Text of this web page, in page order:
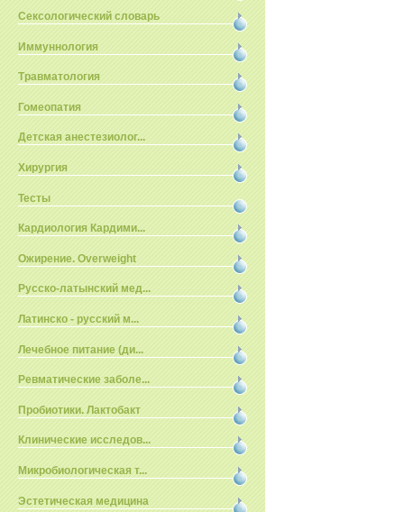
Сексологический словарь
Иммуннология
Травматология
Гомеопатия
Детская анестезиолог...
Хирургия
Тесты
Кардиология Кардими...
Ожирение. Overweight
Русско-латынский мед...
Латинско - русский м...
Лечебное питание (ди...
Ревматические заболе...
Пробиотики. Лактобакт
Клинические исследов...
Микробиологическая т...
Эстетическая медицина